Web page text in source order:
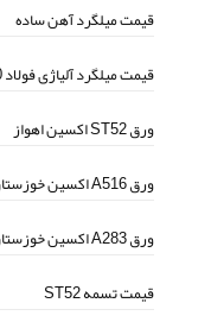
قیمت میلگرد آهن ساده
قیمت میلگرد آلیاژی فولاد MO40
ورق ST52 اکسین اهواز
ورق A516 اکسین خوزستان
ورق A283 اکسین خوزستان
قیمت تسمه ST52